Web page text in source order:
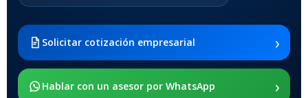
2021 SM-x200 / Samsung
Galaxy Tab A8 10.5 2021 SM-
x205
SOPORTE DE APOYO
Solicitar cotización empresarial ›
Hablar con un asesor por WhatsApp ›